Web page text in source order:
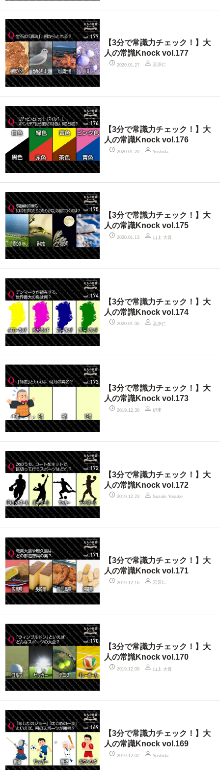
【3分で常識力チェック！】大
人の常識Knock vol.177
2020.01.27 宮原仁
【3分で常識力チェック！】大
人の常識Knock vol.176
2020.01.20 Yoshida
【3分で常識力チェック！】大
人の常識Knock vol.175
2020.01.13 山上 大喜
【3分で常識力チェック！】大
人の常識Knock vol.174
2020.01.06 宮原仁
【3分で常識力チェック！】大
人の常識Knock vol.173
2019.12.30 伊東
【3分で常識力チェック！】大
人の常識Knock vol.172
2019.12.23 Suzuki Yosuke
【3分で常識力チェック！】大
人の常識Knock vol.171
2019.12.16 宮原仁
【3分で常識力チェック！】大
人の常識Knock vol.170
2019.12.09 山上 大喜
【3分で常識力チェック！】大
人の常識Knock vol.169
2019.12.02 Yoshida